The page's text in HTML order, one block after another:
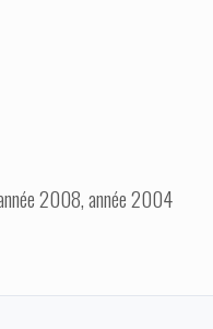
2008, année 2004